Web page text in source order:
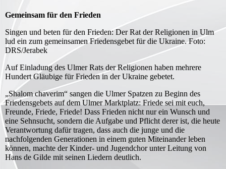
Gemeinsam für den Frieden
Singen und beten für den Frieden: Der Rat der Religionen in Ulm
lud ein zum gemeinsamen Friedensgebet für die Ukraine. Foto:
DRS/Jerabek
Auf Einladung des Ulmer Rats der Religionen haben mehrere
Hundert Gläubige für Frieden in der Ukraine gebetet.
„Shalom chaverim“ sangen die Ulmer Spatzen zu Beginn des
Friedensgebets auf dem Ulmer Marktplatz: Friede sei mit euch,
Freunde, Friede, Friede! Dass Frieden nicht nur ein Wunsch und
eine Sehnsucht, sondern die Aufgabe und Pflicht derer ist, die heute
Verantwortung dafür tragen, dass auch die junge und die
nachfolgenden Generationen in einem guten Miteinander leben
können, machte der Kinder- und Jugendchor unter Leitung von
Hans de Gilde mit seinen Liedern deutlich.